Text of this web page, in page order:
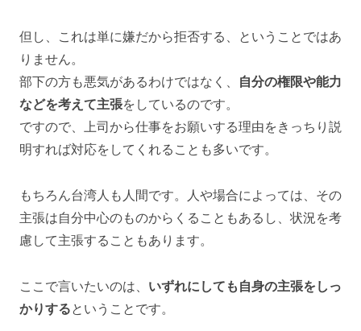
但し、これは単に嫌だから拒否する、ということではあ
りません。
部下の方も悪気があるわけではなく、 自分の権限や能力
などを考えて主張をしているのです。
ですので、上司から仕事をお願いする理由をきっちり説
明すれば対応をしてくれることも多いです。
もちろん台湾人も人間です。人や場合によっては、その
主張は自分中心のものからくることもあるし、状況を考
慮して主張することもあります。
ここで言いたいのは、 いずれにしても自身の主張をしっ
かりするということです。